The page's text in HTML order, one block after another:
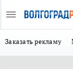
Заказать рекламу